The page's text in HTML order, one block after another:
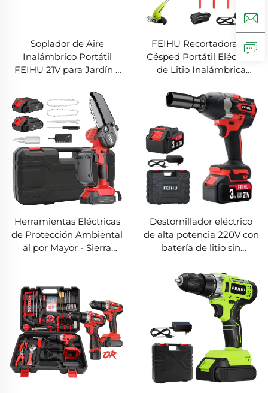
Soplador de Aire
Inalámbrico Portátil
FEIHU 21V para Jardín y
Escobillas Batería Liviana
Soplador de Hojas
Eléctrico de Fuente
FEIHU Recortadora de
Césped Portátil Eléctrica
de Litio Inalámbrica
Jardín con Cuchilla de
Acero para Recortar el
Césped
Herramientas Eléctricas
de Protección Ambiental
al por Mayor - Sierra
Jardín
Destornillador eléctrico
de alta potencia 220V con
batería de litio sin
impacto de grado
industrial para venta al
por mayor DIY